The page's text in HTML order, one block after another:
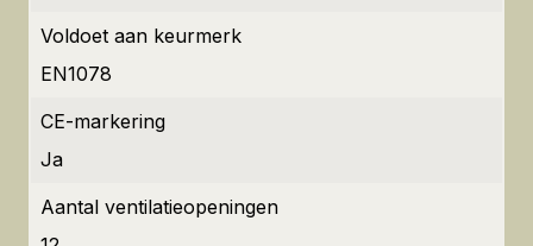
Voldoet aan keurmerk
EN1078
CE-markering
Ja
Aantal ventilatieopeningen